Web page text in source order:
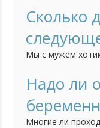
вести такой
еще до того как
Сколько
Мы с мужем
считаете когда
Надо ли
Многие ли